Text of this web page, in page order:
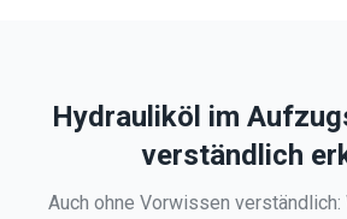
Hydrauliköl im
verständlich
Auch ohne Vorwissen verständlich: